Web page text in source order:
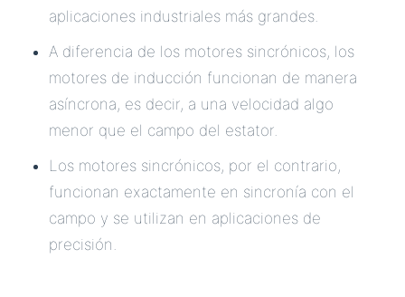
aplicaciones industriales más grandes.
A diferencia de los motores sincrónicos, los
motores de inducción funcionan de manera
asíncrona, es decir, a una velocidad algo
menor que el campo del estator.
Los motores sincrónicos, por el contrario,
funcionan exactamente en sincronía con el
campo y se utilizan en aplicaciones de
precisión.